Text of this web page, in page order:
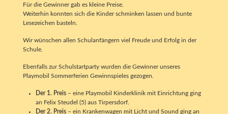
Für die Gewinner gab es kleine Preise.
Weiterhin konnten sich die Kinder schminken lassen und bunte
Lesezeichen basteln.
Wir wünschen allen Schulanfängern viel Freude und Erfolg in der
Schule.
Ebenfalls zur Schulstartparty wurden die Gewinner unseres
Playmobil Sommerferien Gewinnspieles gezogen.
Der 1. Preis– eine Playmobil Kinderklinik mit Einrichtung ging
an Felix Steudel (5) aus Tirpersdorf.
Der 2. Preis– ein Krankenwagen mit Licht und Sound ging an